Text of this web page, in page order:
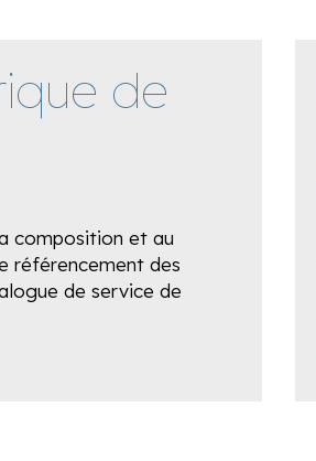
de
composition et au
référencement des
de service de